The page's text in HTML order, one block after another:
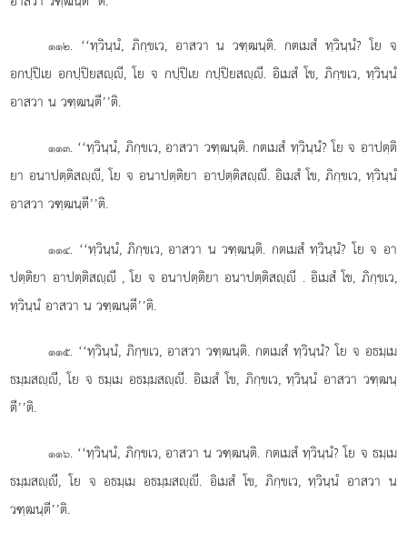
๑๑๒. ‘‘ทฺวินฺนํ, ภิกฺขเว, อาสวา น วฑฺฒนฺติ. กตเมสํ ทฺวินฺนํ? โย จ
อกปฺปิเย อกปฺปิยสฺี, โย จ กปฺปิเย กปฺปิยสฺี. อิเมสํ โข, ภิกฺขเว, ทฺวินฺนํ
อาสวา น วฑฺฒนฺตี’’ติ.
๑๑๓. ‘‘ทฺวินฺนํ, ภิกฺขเว, อาสวา วฑฺฒนฺติ. กตเมสํ ทฺวินฺนํ? โยจ อาปตฺติ
ยา อนาปตฺติสฺี, โย จ อนาปตฺติยา อาปตฺติสฺี. อิเมสํ โข, ภิกฺขเว, ทฺวินฺนํ
อาสวา วฑฺฒนฺตี’’ติ.
๑๑๔. ‘‘ทฺวินฺนํ, ภิกฺขเว, อาสวา น วฑฺฒนฺติ. กตเมสํ ทฺวินฺนํ? โย จ อา
ปตฺติยา อาปตฺติสฺี , โย จ อนาปตฺติยา อนาปตฺติสฺี . อิเมสํ โข, ภิกฺขเว,
ทฺวินฺนํ อาสวา น วฑฺฒนฺตี’’ติ.
๑๑๕. ‘‘ทฺวินฺนํ, ภิกฺขเว, อาสวา วฑฺฒนฺติ. กตเมสํ ทฺวินฺนํ? โย จ อธมฺเม
ธมฺมสฺี, โย จ ธมฺเม อธมฺมสฺี. อิเมสํ โข, ภิกฺขเว, ทฺวินฺนํ อาสวา วฑฺฒนฺ
ตี’’ติ.
๑๑๖. ‘‘ทฺวินฺนํ, ภิกฺขเว, อาสวา น วฑฺฒนฺติ. กตเมสํ ทฺวินฺนํ? โย จ ธมฺเม
ธมฺมสฺี, โย จ อธมฺเม อธมฺมสฺี. อิเมสํ โข, ภิกฺขเว, ทฺวินฺนํ อาสวา น
วฑฺฒนฺตี’’ติ.